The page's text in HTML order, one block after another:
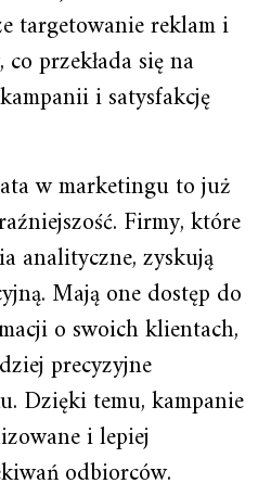
targetowanie reklam i
przekłada się na
i satysfakcję
w marketingu to już
Firmy, które
analityczne, zyskują
Mają one dostęp do
o swoich klientach,
precyzyjne
Dzięki temu, kampanie
i lepiej
odbiorców.